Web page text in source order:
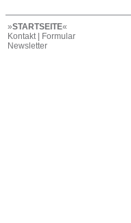
»STARTSEITE«
Kontakt | Formular
Newsletter